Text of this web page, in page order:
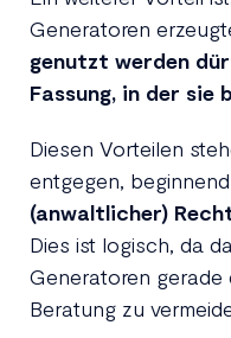
Generatoren
genutzt werden
Fassung, in der sie
Diesen Vorteilen
entgegen,
(anwaltlicher)
Dies ist logisch, da
Generatoren
Beratung zu